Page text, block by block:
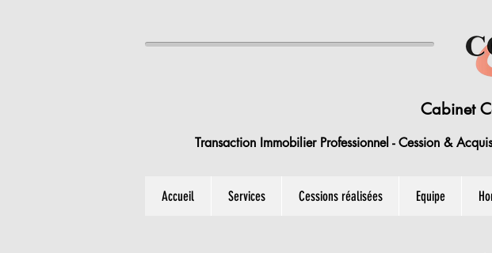
Cabinet
Transaction Immobilier Professionnel - Cession &
Accueil Services Cessions réalisées Equipe